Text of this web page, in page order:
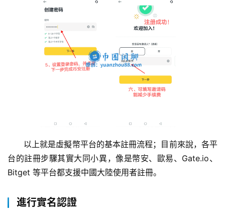
以上就是虛擬幣平台的基本註冊流程；目前來說，各平
台的註冊步驟其實大同小異，像是幣安、歐易、Gate.io、
Bitget 等平台都支援中國大陸使用者註冊。
進行實名認證